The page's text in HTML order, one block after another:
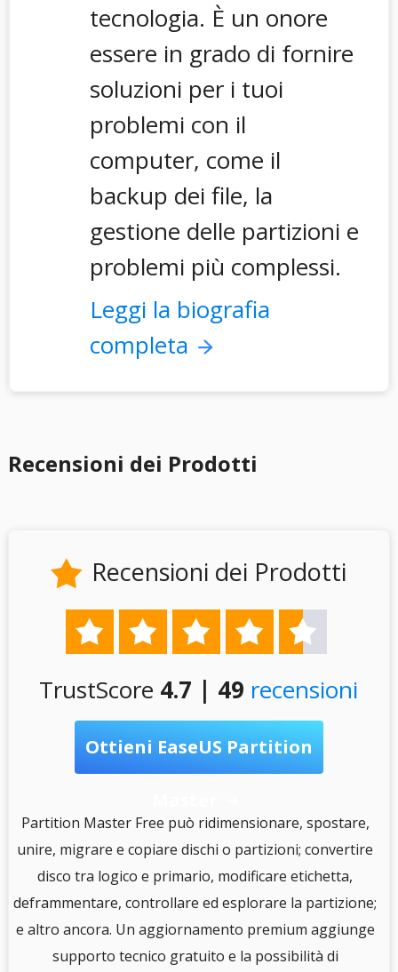
tecnologia. È un onore
essere in grado di fornire
soluzioni per i tuoi
problemi con il
computer, come il
backup dei file, la
gestione delle partizioni e
problemi più complessi.
Leggi la biografia
completa
Recensioni dei Prodotti
 Recensioni dei Prodotti
    
TrustScore 4.7 | 49 recensioni
Ottieni EaseUS Partition
Partition Master Free può ridimensionare, spostare,
unire, migrare e copiare dischi o partizioni; convertire
disco tra logico e primario, modificare etichetta,
deframmentare, controllare ed esplorare la partizione;
e altro ancora. Un aggiornamento premium aggiunge
supporto tecnico gratuito e la possibilità di